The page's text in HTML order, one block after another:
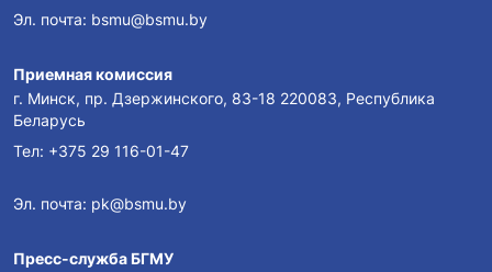
Эл. почта: bsmu@bsmu.by
Приемная комиссия
г. Минск, пр. Дзержинского, 83-18 220083, Республика
Беларусь
Тел: +375 29 116-01-47
Эл. почта: pk@bsmu.by
Пресс-служба БГМУ